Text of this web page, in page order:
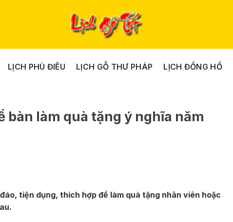
LỊCH PHÙ ĐIÊU LỊCH GỖ THƯ PHÁP LỊCH ĐỒNG HỒ
bàn làm quà tặng ý nghĩa năm
tiện dụng, thích hợp để làm quà tặng nhân viên hoặc